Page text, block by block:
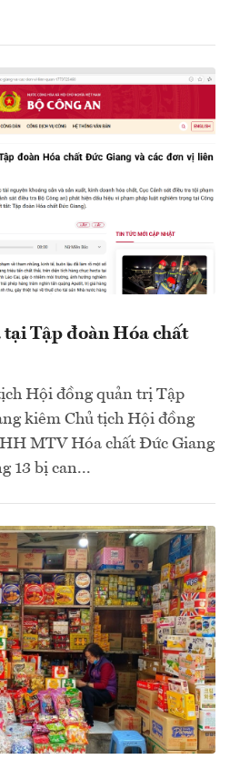
Tập đoàn Hóa chất
Hội đồng quản trị Tập
kiêm Chủ tịch Hội đồng
MTV Hóa chất Đức Giang
13 bị can...